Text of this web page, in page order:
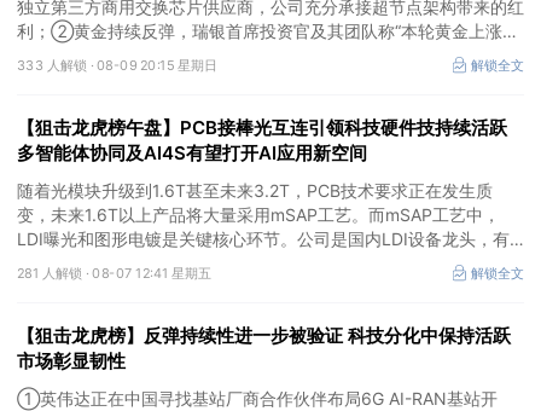
独立第三方商用交换芯片供应商，公司充分承接超节点架构带来的红
利；②黄金持续反弹，瑞银首席投资官及其团队称“本轮黄金上涨行
情拥有基本面支撑，预计2027年上半年金价将向每盎司5000美元迈
333 人解锁 ·08-09 20:15 星期日 解锁全文
【狙击龙虎榜午盘】PCB接棒光互连引领科技硬件技持续活跃
多智能体协同及AI4S有望打开AI应用新空间
随着光模块升级到1.6T甚至未来3.2T，PCB技术要求正在发生质
变，未来1.6T以上产品将大量采用mSAP工艺。而mSAP工艺中，
LDI曝光和图形电镀是关键核心环节。公司是国内LDI设备龙头，有
望凭借其解析度更高的LDI技术，成为不可或缺的关键“铲子股”。
281 人解锁 ·08-07 12:41 星期五 解锁全文
【狙击龙虎榜】反弹持续性进一步被验证 科技分化中保持活跃
市场彰显韧性
①英伟达正在中国寻找基站厂商合作伙伴布局6G AI-RAN基站开